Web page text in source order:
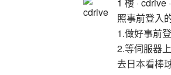
照事前登入
1.做好事前
2.等伺服器
去日本看棒